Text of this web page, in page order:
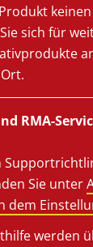
sich für
RMA-
Sie unter
dem
werden